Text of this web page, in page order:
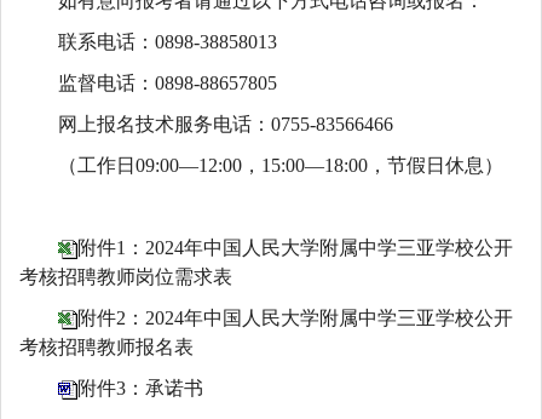
联系电话：0898-38858013
监督电话：0898-88657805
网上报名技术服务电话：0755-83566466
（工作日09:00—12:00，15:00—18:00，节假日休息）
附件1：2024年中国人民大学附属中学三亚学校公开
考核招聘教师岗位需求表
附件2：2024年中国人民大学附属中学三亚学校公开
考核招聘教师报名表
附件3：承诺书